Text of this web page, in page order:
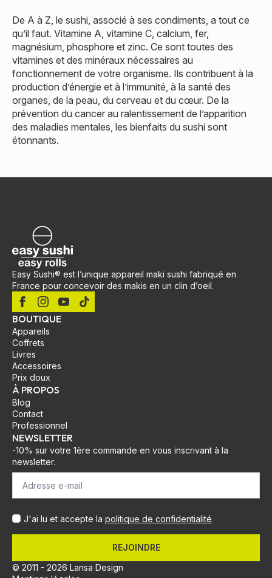
De A à Z, le sushi, associé à ses condiments, a tout ce
qu’il faut. Vitamine A, vitamine C, calcium, fer,
magnésium, phosphore et zinc. Ce sont toutes des
vitamines et des minéraux nécessaires au
fonctionnement de votre organisme. Ils contribuent à la
production d’énergie et à l’immunité, à la santé des
organes, de la peau, du cerveau et du cœur. De la
prévention du cancer au ralentissement de l’apparition
des maladies mentales, les bienfaits du sushi sont
étonnants.
Easy Sushi® est l’unique appareil maki sushi fabriqué en
France pour concevoir des makis en un clin d’oeil.
BOUTIQUE
Appareils
Coffrets
Livres
Accessoires
Prix doux
À PROPOS
Blog
Contact
Professionnel
NEWSLETTER
-10% sur votre 1ère commande en vous inscrivant à la
newsletter.
J'ai lu et accepte la politique de confidentialité
REJOINDRE
© 2011 - 2026 Lansa Design